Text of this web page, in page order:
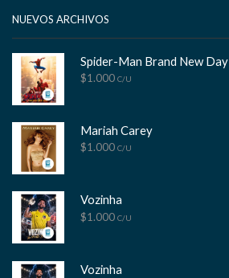
NUEVOS ARCHIVOS
Spider-Man Brand New Day
$1.000 C/U
Mariah Carey
$1.000 C/U
Vozinha
$1.000 C/U
Vozinha